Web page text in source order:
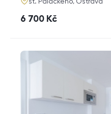
st. Palackého, Ostrava
cena
6 700 Kč